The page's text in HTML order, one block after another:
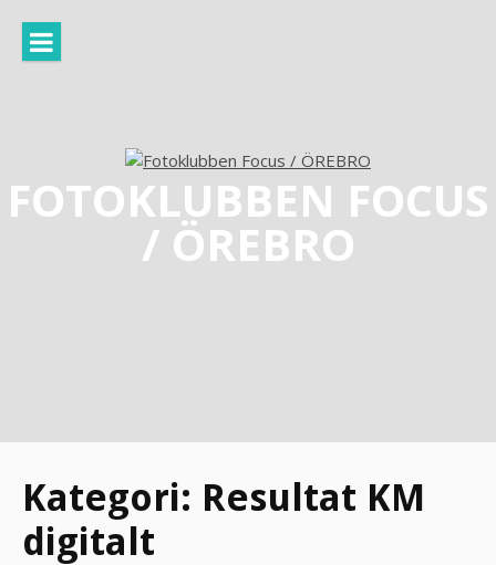
innehåll
FOTOKLUBBEN FOCUS
/ ÖREBRO
Kategori: Resultat KM
digitalt